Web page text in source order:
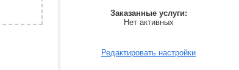
Заказанные услуги:
Нет активных
Редактировать настройки